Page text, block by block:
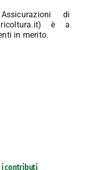
di
è a
in merito.
i contributi